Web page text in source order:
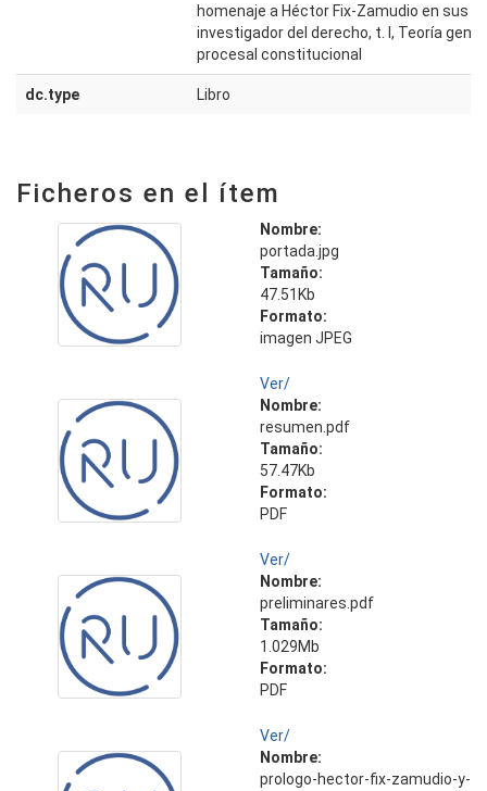
homenaje a Héctor Fix-Zamudio en sus
investigador del derecho, t. I, Teoría
procesal constitucional
dc.type Libro
Ficheros en el ítem
Nombre:
portada.jpg
Tamaño:
47.51Kb
Formato:
imagen JPEG
Ver/
Nombre:
resumen.pdf
Tamaño:
57.47Kb
Formato:
PDF
Ver/
Nombre:
preliminares.pdf
Tamaño:
1.029Mb
Formato:
PDF
Ver/
Nombre:
prologo-hector-fix-zamudio-y-